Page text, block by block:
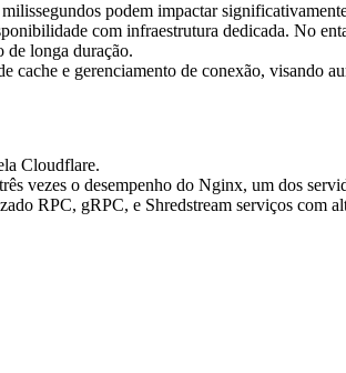
podem impactar
com infraestrutura dedicada. No
de longa duração.
e gerenciamento de conexão, visando
Cloudflare.
vezes o desempenho do Nginx, um dos
RPC, gRPC, e Shredstream serviços com